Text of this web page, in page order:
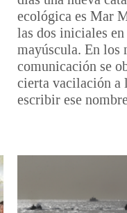
ecológica es Mar
las dos iniciales en
mayúscula. En los
comunicación se
cierta vacilación a
escribir ese